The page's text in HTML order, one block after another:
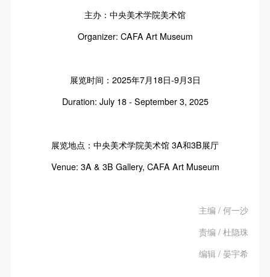
主办：中央美术学院美术馆
Organizer: CAFA Art Museum
展览时间：2025年7月18日-9月3日
Duration: July 18 - September 3, 2025
展览地点：中央美术学院美术馆 3A和3B展厅
Venue: 3A & 3B Gallery, CAFA Art Museum
主编 / 何一沙
责编 / 杜隐珠
编辑 / 晏宇希